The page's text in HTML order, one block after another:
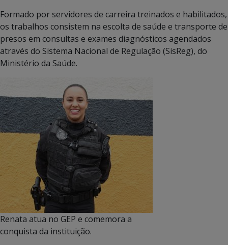
Formado por servidores de carreira treinados e habilitados,
os trabalhos consistem na escolta de saúde e transporte de
presos em consultas e exames diagnósticos agendados
através do Sistema Nacional de Regulação (SisReg), do
Ministério da Saúde.
Renata atua no GEP e comemora a
conquista da instituição.